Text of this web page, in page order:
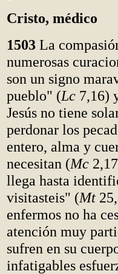
Cristo, médico
1503 La
numerosas
son un signo
pueblo" (Lc 7,16)
Jesús no tiene
perdonar los
entero, alma y
necesitan (Mc
llega hasta
visitasteis" (Mt
enfermos no ha
atención muy
sufren en su
infatigables